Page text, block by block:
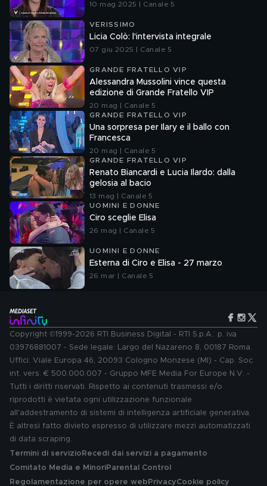
10 mag 2025 | Canale 5
VERISSIMO
Licia Colò: l'intervista integrale
07 giu 2025 | Canale 5
GRANDE FRATELLO VIP
Alessandra Mussolini vince questa
edizione di Grande Fratello VIP
20 mag | Canale 5
GRANDE FRATELLO VIP
Una sorpresa per Ilary e il ballo con
Francesca
20 mag | Canale 5
GRANDE FRATELLO VIP
Renato Biancardi e Lucia Ilardo: dalla
gelosia al bacio
13 mag | Canale 5
UOMINI E DONNE
Ciro sceglie Elisa
26 mag | Canale 5
UOMINI E DONNE
Esterna di Ciro e Elisa - 27 marzo
26 mar | Canale 5
Copyright ©1999-2026 RTI Business Digital - RTI S.p.A.: p. iva
03976881007 - Sede legale: Largo del Nazareno 8, 00187 Roma.
Uffici: Viale Europa 46, 20093 Cologno Monzese (MI) - Cap. Soc.
int. vers. € 500.000.007 - Gruppo MFE Media For Europe N.V. -
Tutti i diritti riservati. Rispetto ai contenuti trasmessi e/o
riprodotti è vietata ogni utilizzazione funzionale
all'addestramento di sistemi di intelligenza artificiale generativa.
È altresì fatto divieto espresso di utilizzare mezzi automatizzati
di data scraping.
Termini di servizio Recedi dai servizi a pagamento
Comitato Media e MinoriParental Control
Regolamentazione per opere web PrivacyCookie policy